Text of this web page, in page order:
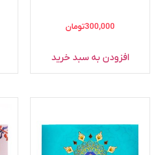
300,000تومان
افزودن به سبد خرید